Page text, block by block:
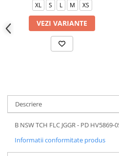
XL S L M XS
VEZI VARIANTE
Descriere
B NSW TCH FLC JGGR - PD HV5869-
Informatii conformitate produs